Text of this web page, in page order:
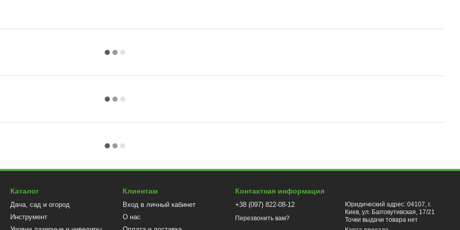
Каталог
Дача, сад и огород
Инструмент
Клиентам
Вход в личный кабинет
О нас
Контактная информация
+38 (097) 822-08-12
Перезвонить вам?
Юридический адрес: 04107, г.
Киев, ул. Багговутивская, 17/21
Точки выдачи товара нет